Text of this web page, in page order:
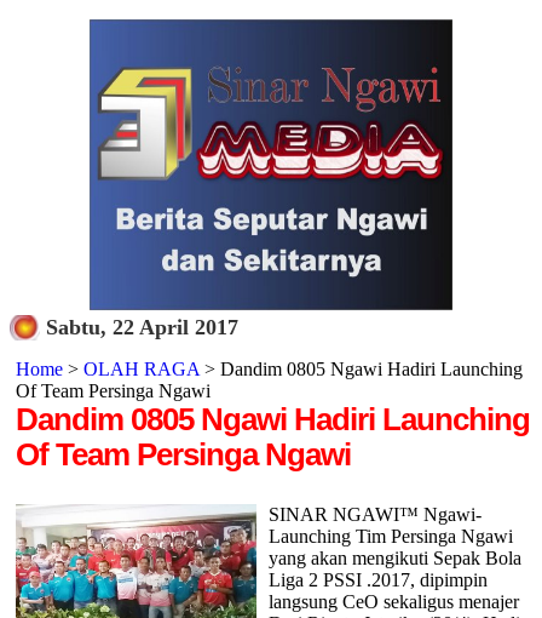
Sabtu, 22 April 2017
Home> OLAH RAGA > Dandim 0805 Ngawi Hadiri Launching
Of Team Persinga Ngawi
Dandim 0805 Ngawi Hadiri Launching
Of Team Persinga Ngawi
SINAR NGAWI™ Ngawi-
Launching Tim Persinga Ngawi
yang akan mengikuti Sepak Bola
Liga 2 PSSI .2017, dipimpin
langsung CeO sekaligus menajer